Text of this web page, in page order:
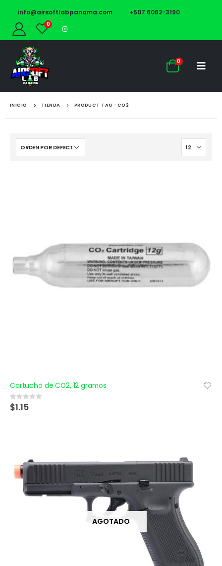
info@airsoftlabpanama.com +507 6062-3190
0
0
INICIO TIENDA PRODUCT TAG -CO2
Cartucho de CO2, 12 gramos
0out of 5
$1.15
AGOTADO